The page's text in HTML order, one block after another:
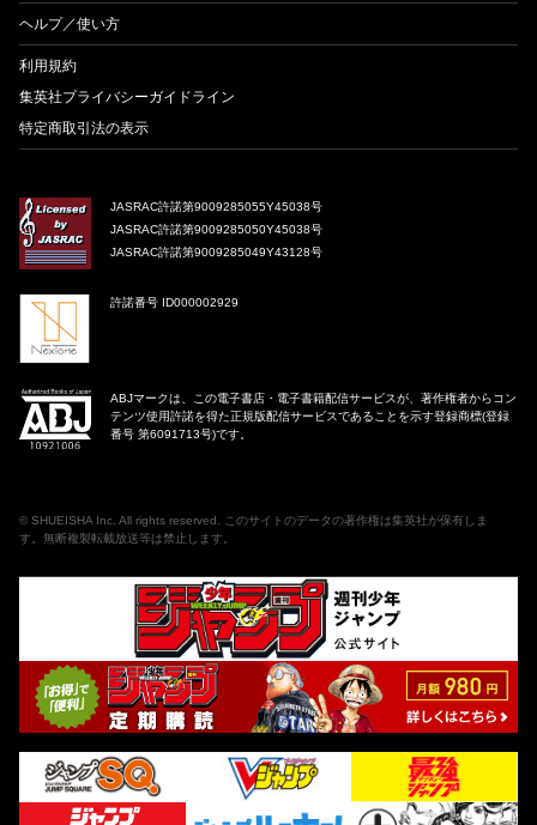
ヘルプ／使い方
利用規約
集英社プライバシーガイドライン
特定商取引法の表示
JASRAC許諾第9009285055Y45038号
JASRAC許諾第9009285050Y45038号
JASRAC許諾第9009285049Y43128号
許諾番号 ID000002929
ABJマークは、この電子書店・電子書籍配信サービスが、著作権者からコン
テンツ使用許諾を得た正規版配信サービスであることを示す登録商標(登録
番号 第6091713号)です。
© SHUEISHA Inc . All rights reserved. このサイトのデータの著作権は集英社が保有しま
す。無断複製転載放送等は禁止します。